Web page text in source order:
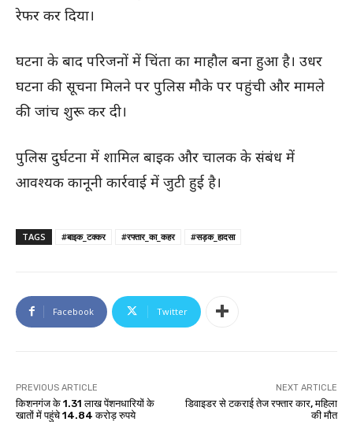
रेफर कर दिया।
घटना के बाद परिजनों में चिंता का माहौल बना हुआ है। उधर
घटना की सूचना मिलने पर पुलिस मौके पर पहुंची और मामले
की जांच शुरू कर दी।
पुलिस दुर्घटना में शामिल बाइक और चालक के संबंध में
आवश्यक कानूनी कार्रवाई में जुटी हुई है।
TAGS #बाइक_टक्कर #रफ्तार_का_कहर #सड़क_हादसा
Facebook Twitter
PREVIOUS ARTICLE
किशनगंज के 1.31 लाख पेंशनधारियों के
खातों में पहुंचे 14.84 करोड़ रुपये
NEXT ARTICLE
डिवाइडर से टकराई तेज रफ्तार कार, महिला
की मौत